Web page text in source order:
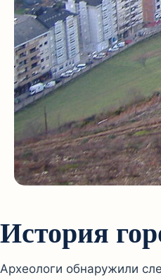
История
Археологи обнаружили